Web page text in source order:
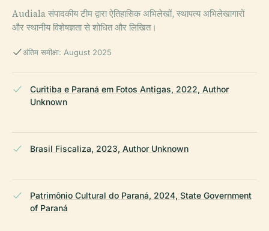
Audiala संपादकीय टीम द्वारा ऐतिहासिक अभिलेखों, स्थापत्य अभिलेखागारों
और स्थानीय विशेषज्ञता से शोधित और लिखित।
अंतिम समीक्षा: August 2025
Curitiba e Paraná em Fotos Antigas, 2022, Author
Unknown
Brasil Fiscaliza, 2023, Author Unknown
Patrimônio Cultural do Paraná, 2024, State Government
of Paraná